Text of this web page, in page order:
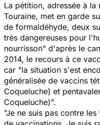
La pétition, adressée à la
Touraine, met en garde
de formaldéhyde, deux
très dangereuses pour
nourrisson" d'après le
2014, le recours à ce
car "la situation s'est
généralisée de vaccins
Coqueluche) et
Coqueluche)".
"Je ne suis pas contre